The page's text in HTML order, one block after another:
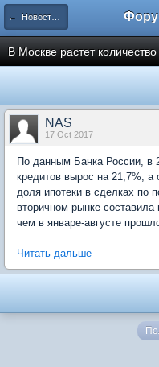
← Новости рынка недвижимости
В Москве растет
NAS
17 Oct 2017
По данным Банка России, в
кредитов вырос на 21,7%, а
доля ипотеки в сделках по
вторичном рынке
чем в январе-августе
Читать дальше